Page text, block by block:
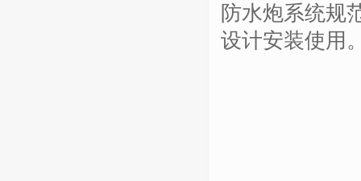
防水炮系统规
设计安装使用